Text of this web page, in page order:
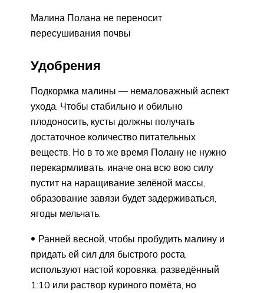
Малина Полана не переносит
пересушивания почвы
Удобрения
Подкормка малины — немаловажный аспект
ухода. Чтобы стабильно и обильно
плодоносить, кусты должны получать
достаточное количество питательных
веществ. Но в то же время Полану не нужно
перекармливать, иначе она всю вою силу
пустит на наращивание зелёной массы,
образование завязи будет задерживаться,
ягоды мельчать.
Ранней весной, чтобы пробудить малину и
придать ей сил для быстрого роста,
используют настой коровяка, разведённый
1:10 или раствор куриного помёта, но